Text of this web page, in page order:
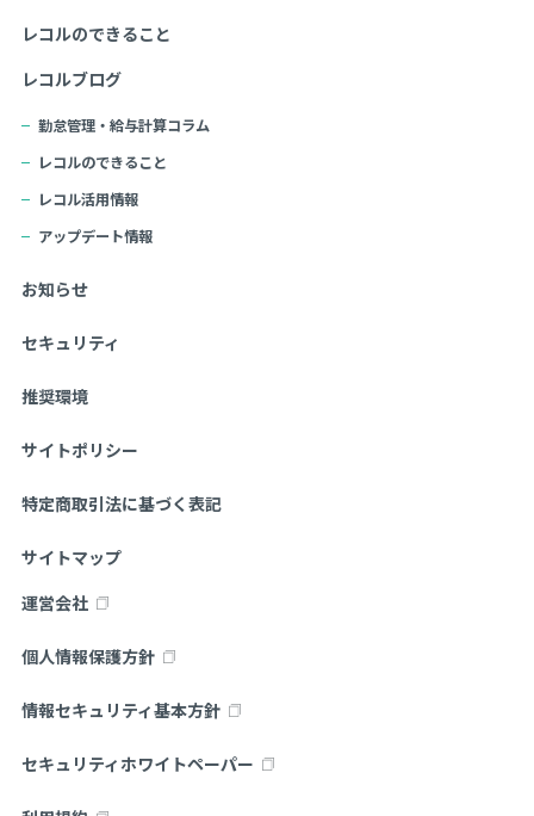
レコルのできること
レコルブログ
勤怠管理・給与計算コラム
レコルのできること
レコル活用情報
アップデート情報
お知らせ
セキュリティ
推奨環境
サイトポリシー
特定商取引法に基づく表記
サイトマップ
運営会社
個人情報保護方針
情報セキュリティ基本方針
セキュリティホワイトペーパー